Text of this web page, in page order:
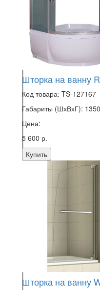
Шторка на ванну
Код товара: TS-127167
Габариты (ШхВхГ):
Цена:
5 600 р.
Купить
Шторка на ванну